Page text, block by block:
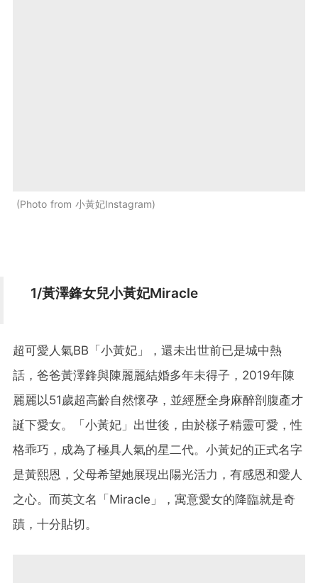
Photo from 小黃妃Instagram
1/黃澤鋒女兒小黃妃Miracle
超可愛人氣BB「小黃妃」，還未出世前已是城中熱
話，爸爸黃澤鋒與陳麗麗結婚多年未得子，2019年陳
麗麗以51歲超高齡自然懷孕，並經歷全身麻醉剖腹產才
誕下愛女。「小黃妃」出世後，由於樣子精靈可愛，性
格乖巧，成為了極具人氣的星二代。小黃妃的正式名字
是黃熙恩，父母希望她展現出陽光活力，有感恩和愛人
之心。而英文名「Miracle」，寓意愛女的降臨就是奇
蹟，十分貼切。